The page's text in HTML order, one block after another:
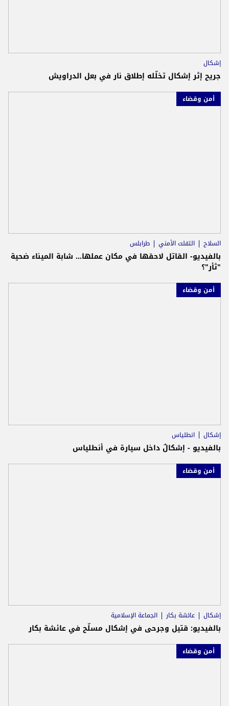
إشكال
جريح إثر إشكال تخلّله إطلاق نار في بعل الدراويش
أمن وقضاء
السلاح التفلت الأمني طرابلس
بالفيديو- القاتل لاحقها في مكان عملها... شابة الميناء ضحية
"ثأر"؟
أمن وقضاء
إشكال انطلياس
بالفيديو - إشكالٌ داخل سيارة في أنطلياس
أمن وقضاء
إشكال عائشة بكار الجماعة الإسلامية
بالفيديو: قتيل وجرحى في إشكال مسلّح في عائشة بكار
أمن وقضاء